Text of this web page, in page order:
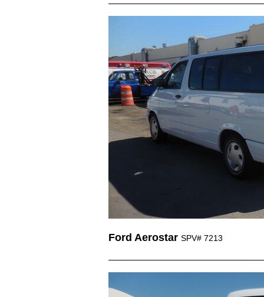
Ford Aerostar SPV# 7213